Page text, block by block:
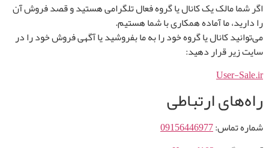
اگر شما مالک یک کانال یا گروه فعال تلگرامی هستید و قصد فروش آن
را دارید، ما آماده همکاری با شما هستیم.
می‌توانید کانال یا گروه خود را به ما بفروشید یا آگهی فروش خود را در
سایت زیر قرار دهید:
User-Sale.ir
راه‌های ارتباطی
شماره تماس:09156446977